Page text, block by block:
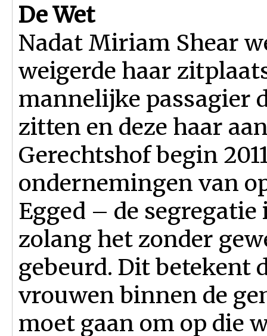
De Wet
Nadat Miriam Shear
weigerde haar
mannelijke passagier
zitten en deze haar
Gerechtshof begin
ondernemingen van
Egged – de
zolang het zonder
gebeurd. Dit betekent
vrouwen binnen de
moet gaan om op die